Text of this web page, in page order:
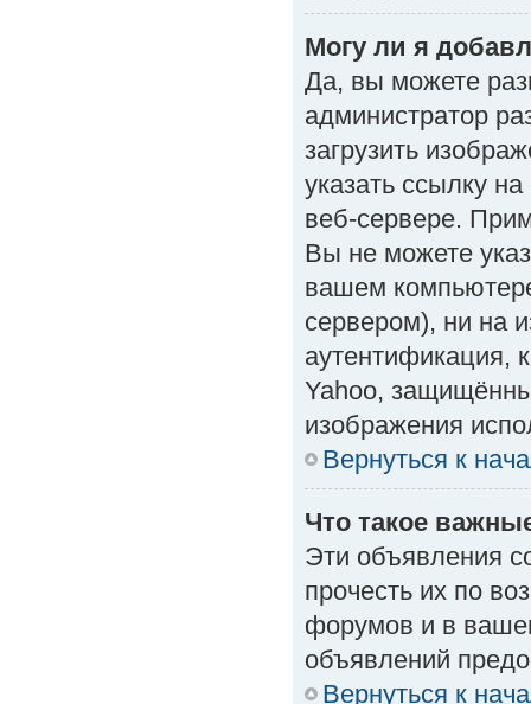
Могу ли я
Да, вы можете
администратор
загрузить
указать ссылку
веб-сервере.
Вы не можете
вашем
сервером), ни на
аутентификация,
Yahoo,
изображения
Вернуться к
Что такое
Эти объявления
прочесть их по
форумов и в
объявлений
Вернуться к